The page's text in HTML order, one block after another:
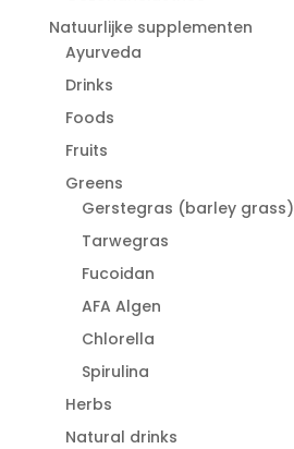
Natuurlijke supplementen
Ayurveda
Drinks
Foods
Fruits
Greens
Gerstegras (barley grass)
Tarwegras
Fucoidan
AFA Algen
Chlorella
Spirulina
Herbs
Natural drinks